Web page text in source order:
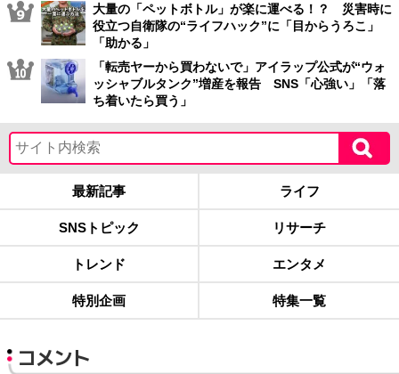
大量の「ペットボトル」が楽に運べる！？ 災害時に
役立つ自衛隊の“ライフハック”に「目からうろこ」
「助かる」
「転売ヤーから買わないで」アイラップ公式が“ウォ
ッシャブルタンク”増産を報告 SNS「心強い」「落
ち着いたら買う」
最新記事 ライフ
SNSトピック リサーチ
トレンド エンタメ
特別企画 特集一覧
コメント